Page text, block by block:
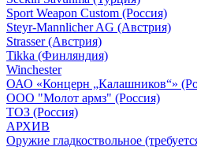
Sport Weapon Custom (Россия)
Steyr-Mannlicher AG (Австрия)
Strasser (Австрия)
Tikka (Финляндия)
Winchester
ОАО «Концерн „Калашников“»
ООО "Молот армз" (Россия)
ТОЗ (Россия)
АРХИВ
Оружие гладкоствольное